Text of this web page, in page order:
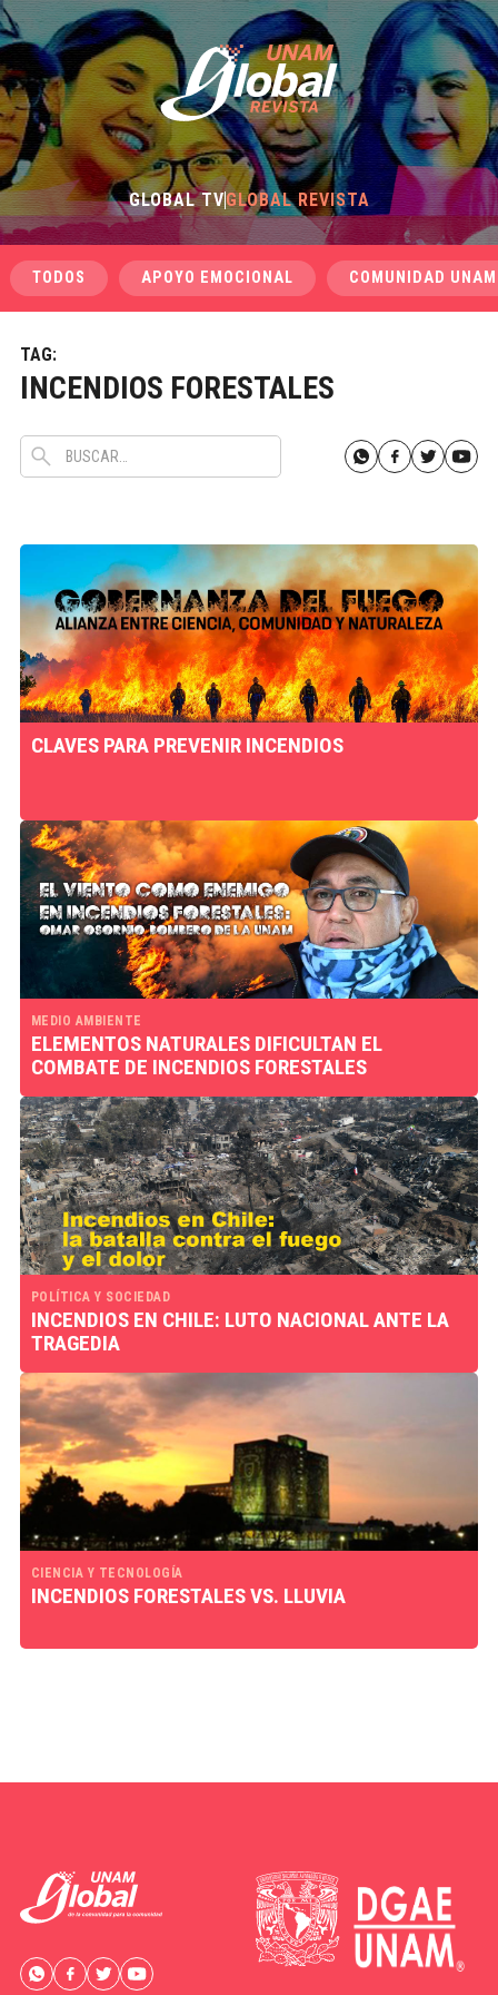
GLOBAL TVGLOBAL REVISTA
TODOS APOYO EMOCIONAL COMUNIDAD UNAM
TAG:
INCENDIOS FORESTALES
CLAVES PARA PREVENIR INCENDIOS
MEDIO AMBIENTE
ELEMENTOS NATURALES DIFICULTAN EL
COMBATE DE INCENDIOS FORESTALES
POLÍTICA Y SOCIEDAD
INCENDIOS EN CHILE: LUTO NACIONAL ANTE LA
TRAGEDIA
CIENCIA Y TECNOLOGÍA
INCENDIOS FORESTALES VS. LLUVIA